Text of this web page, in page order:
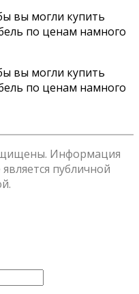
вы могли купить
по ценам намного
вы могли купить
по ценам намного
Информация
публичной